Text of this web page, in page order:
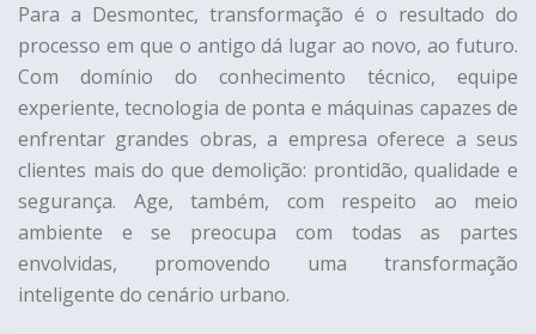
Para a Desmontec, transformação é o resultado do
processo em que o antigo dá lugar ao novo, ao futuro.
Com domínio do conhecimento técnico, equipe
experiente, tecnologia de ponta e máquinas capazes de
enfrentar grandes obras, a empresa oferece a seus
clientes mais do que demolição: prontidão, qualidade e
segurança. Age, também, com respeito ao meio
ambiente e se preocupa com todas as partes
envolvidas, promovendo uma transformação
inteligente do cenário urbano.